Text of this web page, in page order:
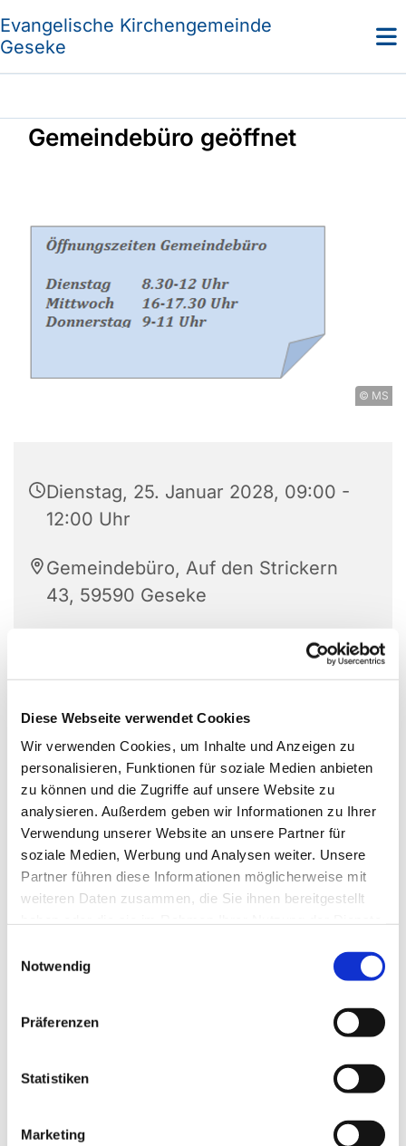
Diese Webseite verwendet Cookies
Wir verwenden Cookies, um Inhalte und Anzeigen zu
personalisieren, Funktionen für soziale Medien anbieten
zu können und die Zugriffe auf unsere Website zu
analysieren. Außerdem geben wir Informationen zu Ihrer
Verwendung unserer Website an unsere Partner für
soziale Medien, Werbung und Analysen weiter. Unsere
Partner führen diese Informationen möglicherweise mit
weiteren Daten zusammen, die Sie ihnen bereitgestellt
Notwendig
Präferenzen
Statistiken
Marketing
Evangelische Kirchengemeinde
Geseke
Gemeindebüro geöffnet
© MS
Dienstag, 25. Januar 2028, 09:00 -
12:00 Uhr
Gemeindebüro, Auf den Strickern
43, 59590 Geseke